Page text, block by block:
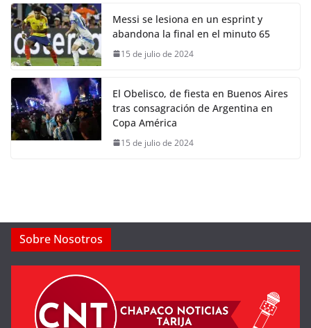
Messi se lesiona en un esprint y
abandona la final en el minuto 65
15 de julio de 2024
El Obelisco, de fiesta en Buenos Aires
tras consagración de Argentina en
Copa América
15 de julio de 2024
Sobre Nosotros